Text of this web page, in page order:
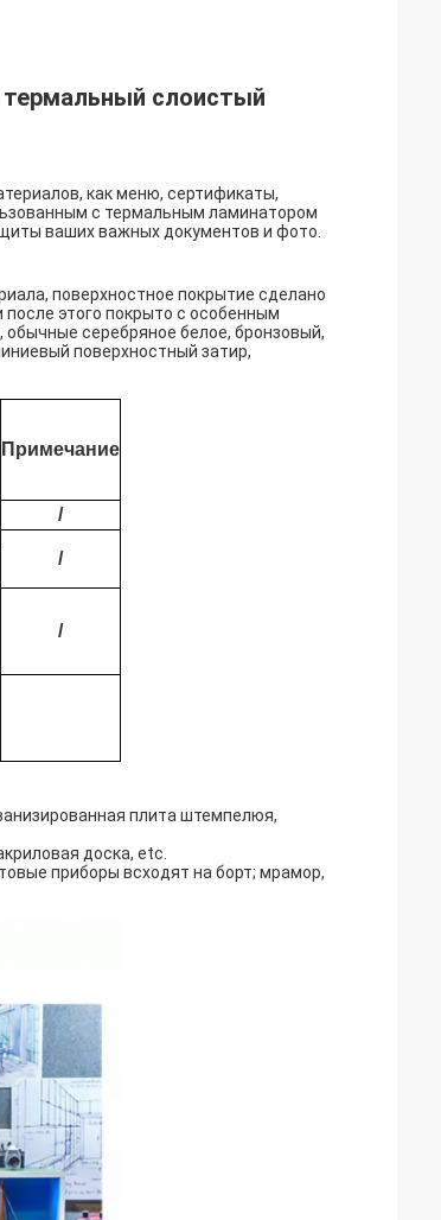
термальный слоистый
как меню, сертификаты,
с термальным ламинатором
ваших важных документов и фото.
поверхностное покрытие сделано
этого покрыто с особенным
серебряное белое, бронзовый,
поверхностный затир,
Примечание
/
/
/
плита штемпелюя,
доска, etc.
приборы всходят на борт; мрамор,